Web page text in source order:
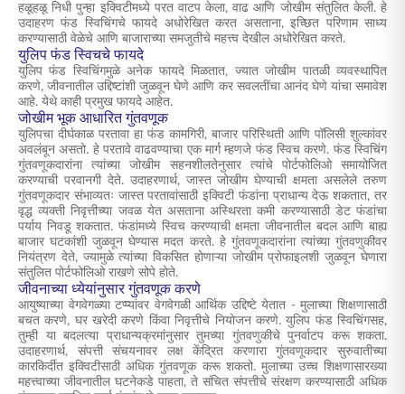
हळूहळू निधी पुन्हा इक्विटीमध्ये परत वाटप केला, वाढ आणि जोखीम संतुलित केली. हे
उदाहरण फंड स्विचिंगचे फायदे अधोरेखित करत असताना, इच्छित परिणाम साध्य
करण्यासाठी वेळेचे आणि बाजाराच्या समजुतीचे महत्त्व देखील अधोरेखित करते.
युलिप फंड स्विचचे फायदे
युलिप फंड स्विचिंगमुळे अनेक फायदे मिळतात, ज्यात जोखीम पातळी व्यवस्थापित
करणे, जीवनातील उद्दिष्टांशी जुळवून घेणे आणि कर सवलतींचा आनंद घेणे यांचा समावेश
आहे. येथे काही प्रमुख फायदे आहेत.
जोखीम भूक आधारित गुंतवणूक
युलिपचा दीर्घकाळ परतावा हा फंड कामगिरी, बाजार परिस्थिती आणि पॉलिसी शुल्कांवर
अवलंबून असतो. हे परतावे वाढवण्याचा एक मार्ग म्हणजे फंड स्विच करणे. फंड स्विचिंग
गुंतवणूकदारांना त्यांच्या जोखीम सहनशीलतेनुसार त्यांचे पोर्टफोलिओ समायोजित
करण्याची परवानगी देते. उदाहरणार्थ, जास्त जोखीम घेण्याची क्षमता असलेले तरुण
गुंतवणूकदार संभाव्यतः जास्त परतावांसाठी इक्विटी फंडांना प्राधान्य देऊ शकतात, तर
वृद्ध व्यक्ती निवृत्तीच्या जवळ येत असताना अस्थिरता कमी करण्यासाठी डेट फंडांचा
पर्याय निवडू शकतात. फंडांमध्ये स्विच करण्याची क्षमता जीवनातील बदल आणि बाह्य
बाजार घटकांशी जुळवून घेण्यास मदत करते. हे गुंतवणूकदारांना त्यांच्या गुंतवणुकीवर
नियंत्रण देते, ज्यामुळे त्यांच्या विकसित होणाऱ्या जोखीम प्रोफाइलशी जुळवून घेणारा
संतुलित पोर्टफोलिओ राखणे सोपे होते.
जीवनाच्या ध्येयांनुसार गुंतवणूक करणे
आयुष्याच्या वेगवेगळ्या टप्प्यांवर वेगवेगळी आर्थिक उद्दिष्टे येतात - मुलाच्या शिक्षणासाठी
बचत करणे, घर खरेदी करणे किंवा निवृत्तीचे नियोजन करणे. युलिप फंड स्विचिंगसह,
तुम्ही या बदलत्या प्राधान्यक्रमांनुसार तुमच्या गुंतवणुकीचे पुनर्वाटप करू शकता.
उदाहरणार्थ, संपत्ती संचयनावर लक्ष केंद्रित करणारा गुंतवणूकदार सुरुवातीच्या
कारकिर्दीत इक्विटीसाठी अधिक गुंतवणूक करू शकतो. मुलाच्या उच्च शिक्षणासारख्या
महत्त्वाच्या जीवनातील घटनेकडे पाहता, ते संचित संपत्तीचे संरक्षण करण्यासाठी अधिक